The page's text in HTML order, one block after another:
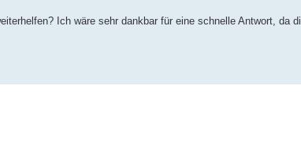
Ich wäre sehr dankbar für eine schnelle Antwort, da